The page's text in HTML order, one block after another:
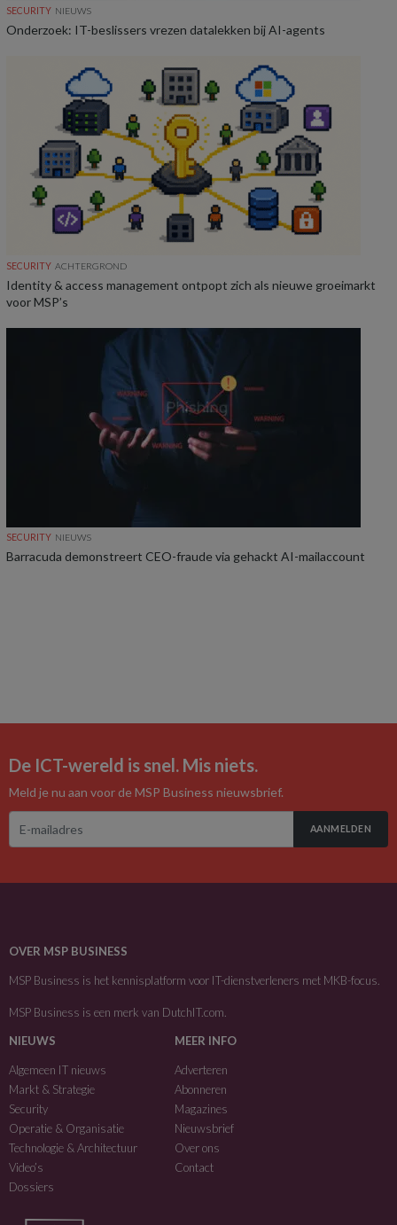
SECURITY NIEUWS
Onderzoek: IT-beslissers vrezen datalekken bij AI-agents
SECURITY ACHTERGROND
Identity & access management ontpopt zich als nieuwe groeimarkt
voor MSP’s
SECURITY NIEUWS
Barracuda demonstreert CEO-fraude via gehackt AI-mailaccount
De ICT-wereld is snel. Mis niets.
Meld je nu aan voor de MSP Business nieuwsbrief.
AANMELDEN
OVER MSP BUSINESS
MSP Business is het kennisplatform voor IT-dienstverleners met MKB-focus.
MSP Business is een merk van DutchIT.com.
NIEUWS
Algemeen IT nieuws
Markt & Strategie
Security
Operatie & Organisatie
Technologie & Architectuur
Video’s
Dossiers
MEER INFO
Adverteren
Abonneren
Magazines
Nieuwsbrief
Over ons
Contact